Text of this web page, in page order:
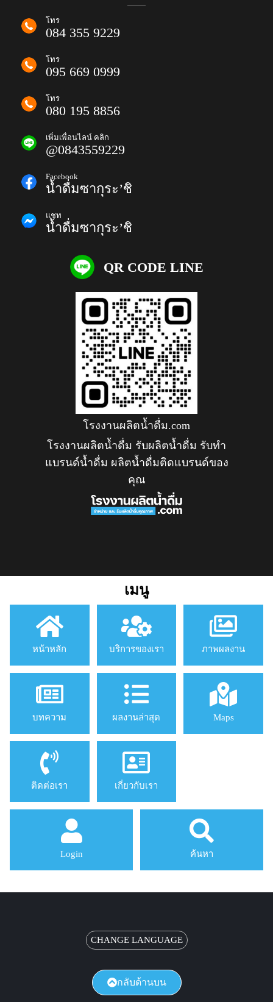
โทร
084 355 9229
โทร
095 669 0999
โทร
080 195 8856
เพิ่มเพื่อนไลน์ คลิก
@0843559229
Facebook
น้ำดื่มซากุระ’ชิ
แชท
น้ำดื่มซากุระ’ชิ
QR CODE LINE
โรงงานผลิตน้ำดื่ม.com
โรงงานผลิตน้ำดื่ม รับผลิตน้ำดื่ม รับทำ
แบรนด์น้ำดื่ม ผลิตน้ำดื่มติดแบรนด์ของ
คุณ
เมนู
หน้าหลัก บริการของเรา ภาพผลงาน
บทความ ผลงานล่าสุด Maps
ติดต่อเรา เกี่ยวกับเรา
Login ค้นหา
CHANGE LANGUAGE
กลับด้านบน